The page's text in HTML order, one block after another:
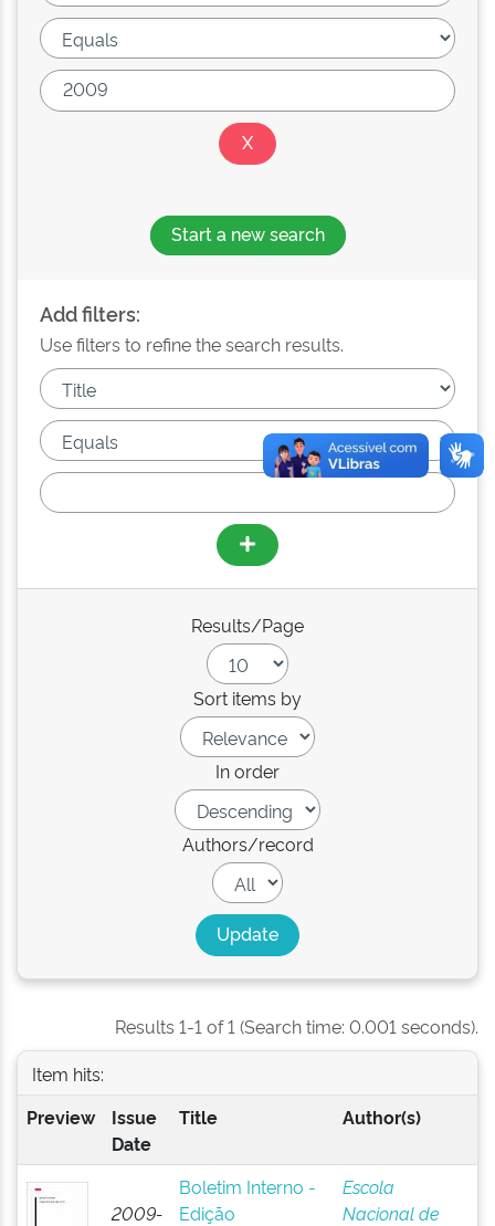
Start a new search
Add filters:
Use filters to refine the search results.
Results/Page
Sort items by
In order
Authors/record
Results 1-1 of 1 (Search time: 0.001 seconds).
Item hits:
Preview
Issue
Date
Title Author(s)
2009-
Boletim Interno -
Edição
Escola
Nacional de